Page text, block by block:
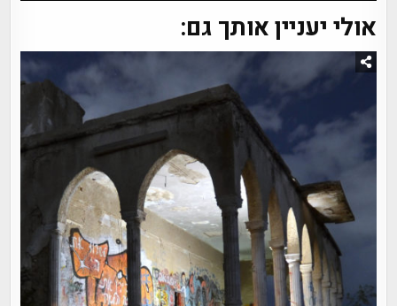
אולי יעניין אותך גם: